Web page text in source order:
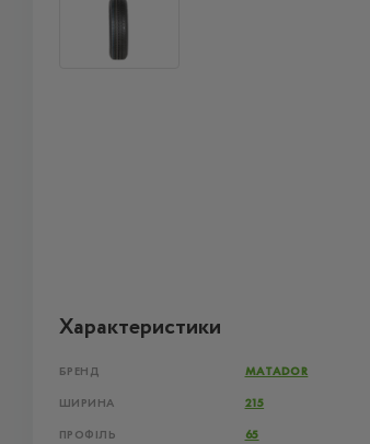
Характеристики
БРЕНД MATADOR
ШИРИНА 215
ПРОФІЛЬ 65